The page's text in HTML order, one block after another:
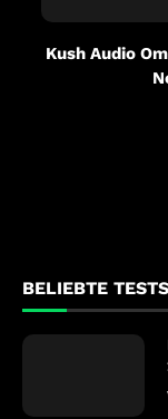
Kush Audio
BELIEBTE TESTS